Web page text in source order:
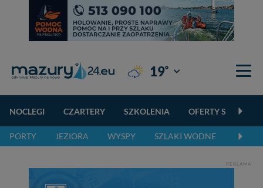
19° Giżycko
NOCLEGI CZARTERY SZKOLENIA OFERTY
PORTY JEZIORA WYSPY SZLAKI WODNE
REKLAMA